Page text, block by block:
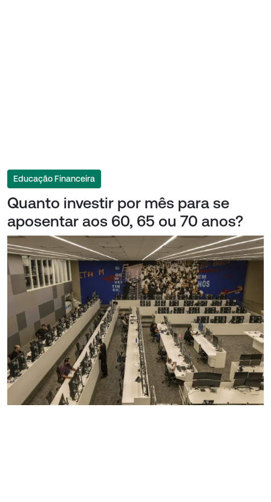
Educação Financeira
Quanto investir por mês para se
aposentar aos 60, 65 ou 70 anos?